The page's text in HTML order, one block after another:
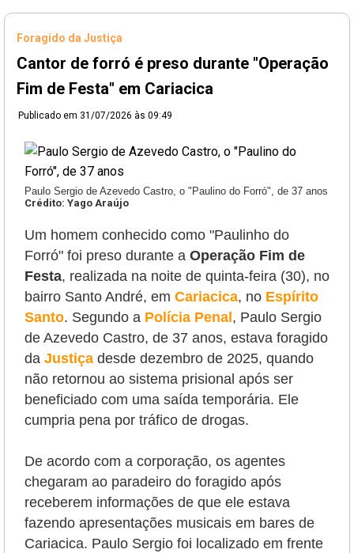
Foragido da Justiça
Cantor de forró é preso durante "Operação
Fim de Festa" em Cariacica
Publicado em 31/07/2026 às 09:49
Paulo Sergio de Azevedo Castro, o "Paulino do Forró", de 37 anos
Crédito: Yago Araújo
Um homem conhecido como "Paulinho do
Forró" foi preso durante a Operação Fim de
Festa, realizada na noite de quinta-feira (30), no
bairro Santo André, em Cariacica, no Espírito
Santo. Segundo a Polícia Penal , Paulo Sergio
de Azevedo Castro, de 37 anos, estava foragido
da Justiça desde dezembro de 2025, quando
não retornou ao sistema prisional após ser
beneficiado com uma saída temporária. Ele
cumpria pena por tráfico de drogas.
De acordo com a corporação, os agentes
chegaram ao paradeiro do foragido após
receberem informações de que ele estava
fazendo apresentações musicais em bares de
Cariacica. Paulo Sergio foi localizado em frente